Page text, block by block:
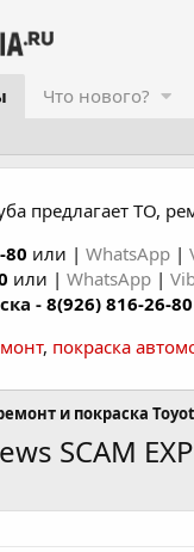
Что нового?
предлагает ТО,
80 или | WhatsApp |
или | WhatsApp |
- 8(926) 816-26-80
, покраска
и покраска
SCAM